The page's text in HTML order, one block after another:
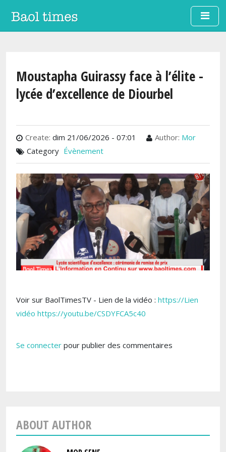
Aller au contenu principal
Moustapha Guirassy face à l’élite -
lycée d’excellence de Diourbel
Create: dim 21/06/2026 - 07:01 Author: Mor
Category Évènement
Voir sur BaolTimesTV - Lien de la vidéo : https://Lien
vidéo https://youtu.be/CSDYFCA5c40
Se connecter pour publier des commentaires
ABOUT AUTHOR